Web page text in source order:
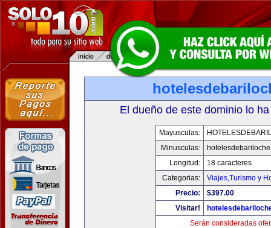
El dueño de este dominio lo
Mayusculas:
Minusculas:
Longitud:
18 caracteres
Categorias:
Viajes,Turismo y
Precio:
$397.00
Visitar!
Serán consideradas